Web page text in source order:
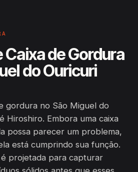
Caixa de Gordura
do Ouricuri
gordura no São Miguel do
Hiroshiro. Embora uma caixa
possa parecer um problema,
está cumprindo sua função.
projetada para capturar